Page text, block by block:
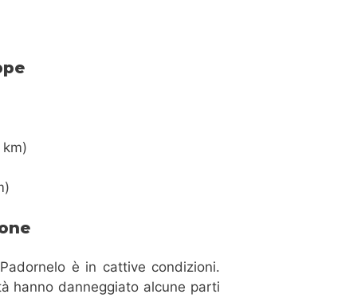
è in cattive condizioni.
hanno danneggiato alcune parti